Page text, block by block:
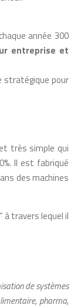
année 300
entreprise et
stratégique pour
très simple qui
Il est fabriqué
des machines
à travers lequel il
de systèmes
pharma,